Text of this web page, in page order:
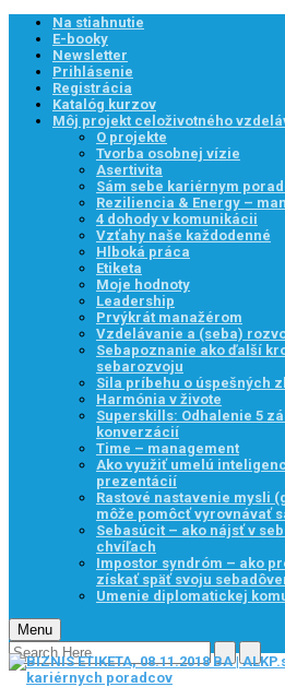
Na stiahnutie
E-booky
Newsletter
Prihlásenie
Registrácia
Katalóg kurzov
Môj projekt celoživotného
O projekte
Tvorba osobnej vízie
Asertivita
Sám sebe kariérnym
Reziliencia & Energy –
4 dohody v komunikácii
Vzťahy naše každodenné
Hlboká práca
Etiketa
Moje hodnoty
Leadership
Prvýkrát manažérom
Vzdelávanie a (seba)
Sebapoznanie ako ďalší
sebarozvoju
Sila príbehu o úspešných
Harmónia v živote
Superskills: Odhalenie 5
konverzácií
Time – management
Ako využiť umelú
prezentácií
Rastové nastavenie mysli
môže pomôcť vyrovnávať
Sebasúcit – ako nájsť v
chvíľach
Impostor syndróm – ako
získať späť svoju
Umenie diplomatickej
Menu